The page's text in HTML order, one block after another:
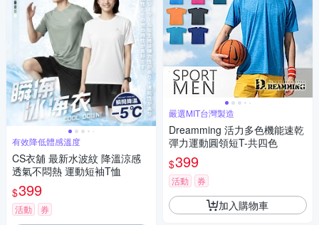
有效降低體感溫度
CS衣舖 最新水波紋 降溫涼感
透氣不悶熱 運動短袖T恤
$399
活動 券
嚴選MIT台灣製造
Dreamming 活力多色機能速乾
彈力運動圓領短T-共四色
$399
活動 券
加入購物車